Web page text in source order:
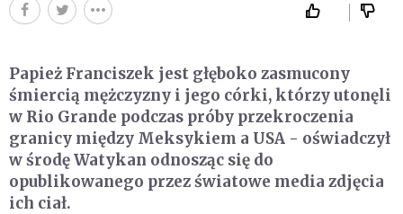
Papież Franciszek jest głęboko zasmucony
śmiercią mężczyzny i jego córki, którzy utonęli
w Rio Grande podczas próby przekroczenia
granicy między Meksykiem a USA - oświadczył
w środę Watykan odnosząc się do
opublikowanego przez światowe media zdjęcia
ich ciał.